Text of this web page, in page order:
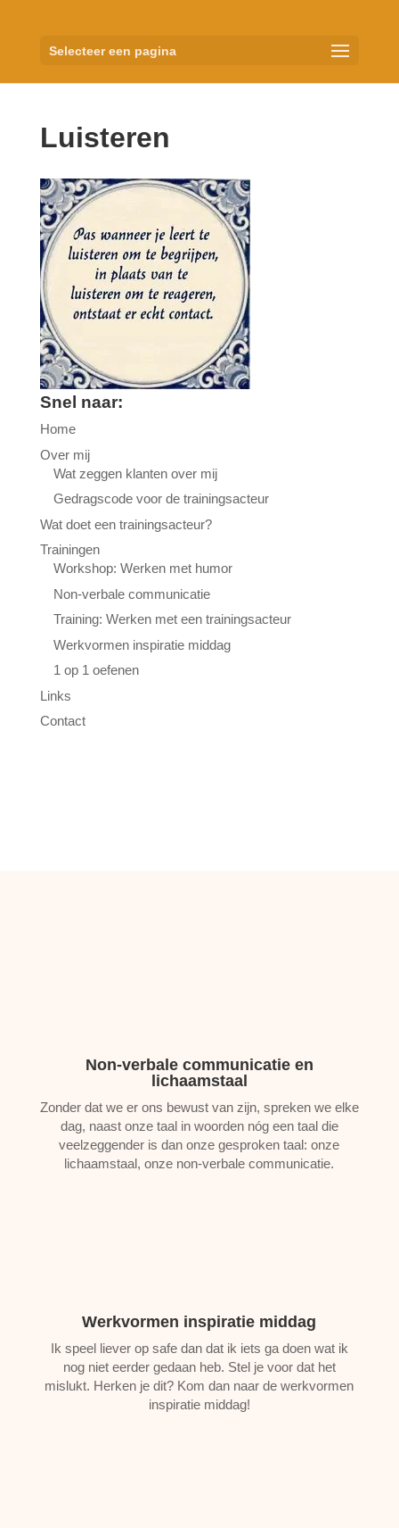
Selecteer een pagina
Luisteren
Snel naar:
Home
Over mij
Wat zeggen klanten over mij
Gedragscode voor de trainingsacteur
Wat doet een trainingsacteur?
Trainingen
Workshop: Werken met humor
Non-verbale communicatie
Training: Werken met een trainingsacteur
Werkvormen inspiratie middag
1 op 1 oefenen
Links
Contact
Non-verbale communicatie en
lichaamstaal
Zonder dat we er ons bewust van zijn, spreken we elke
dag, naast onze taal in woorden nóg een taal die
veelzeggender is dan onze gesproken taal: onze
lichaamstaal, onze non-verbale communicatie.
Werkvormen inspiratie middag
Ik speel liever op safe dan dat ik iets ga doen wat ik
nog niet eerder gedaan heb. Stel je voor dat het
mislukt. Herken je dit? Kom dan naar de werkvormen
inspiratie middag!